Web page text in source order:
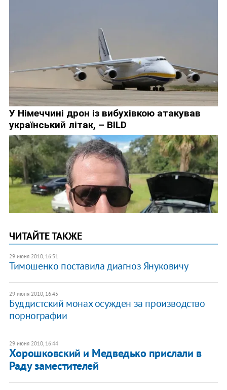
ЧИТАЙТЕ ТАКЖЕ
29 июня 2010, 16:51
Тимошенко поставила диагноз Януковичу
29 июня 2010, 16:45
Буддистский монах осужден за производство
порнографии
29 июня 2010, 16:44
Хорошковский и Медведько прислали в
Раду заместителей